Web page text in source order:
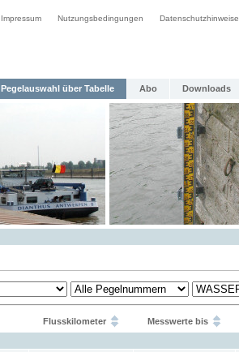
Impressum Nutzungsbedingungen Datenschutzhinweise
Pegelauswahl über Tabelle Abo Downloads
Flusskilometer Messwerte bis